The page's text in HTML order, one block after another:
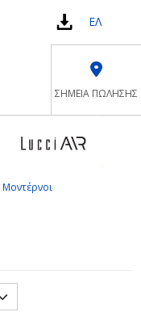
ΕΛ
ΣΗΜΕΙΑ ΠΩΛΗΣΗΣ
Μοντέρνοι